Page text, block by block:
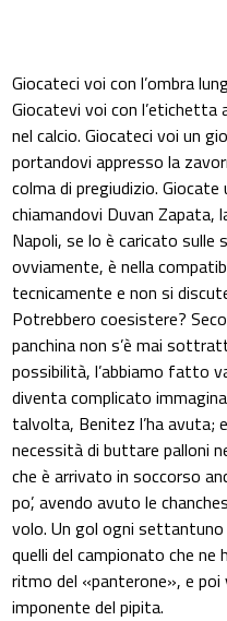
Giocateci voi con l’ombra
Giocatevi voi con
nel calcio. Giocateci voi un
portandovi appresso la
colma di pregiudizio.
chiamandovi Duvan Zapata,
Napoli, se lo è caricato sulle
ovviamente, è nella
tecnicamente e non si
Potrebbero coesistere?
panchina non s’è mai
possibilità, l’abbiamo fatto
diventa complicato
talvolta, Benitez l’ha avuta;
necessità di buttare palloni
che è arrivato in soccorso
po’, avendo avuto le
volo. Un gol ogni settantuno
quelli del campionato che
ritmo del «panterone», e
imponente del pipita.